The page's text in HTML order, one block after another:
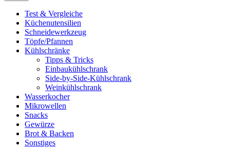
Test & Vergleiche
Küchenutensilien
Schneidewerkzeug
Töpfe/Pfannen
Kühlschränke
Tipps & Tricks
Einbaukühlschrank
Side-by-Side-Kühlschrank
Weinkühlschrank
Wasserkocher
Mikrowellen
Snacks
Gewürze
Brot & Backen
Sonstiges